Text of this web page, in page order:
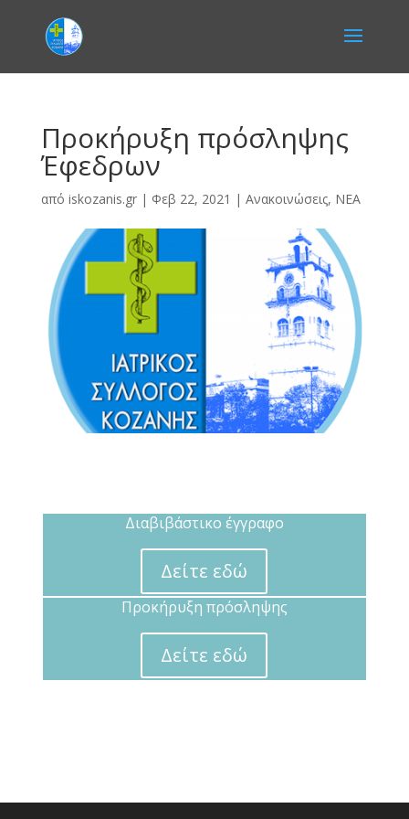
Προκήρυξη πρόσληψης
Έφεδρων
από iskozanis.gr| Φεβ 22, 2021 | Ανακοινώσεις, ΝΕΑ
Διαβιβάστικο έγγραφο
Δείτε εδώ
Προκήρυξη πρόσληψης
Δείτε εδώ